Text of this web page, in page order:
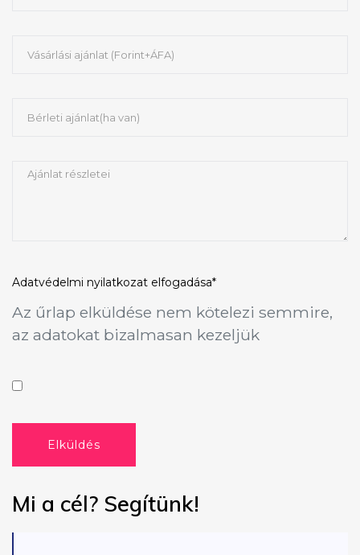
Adatvédelmi nyilatkozat elfogadása*
Az űrlap elküldése nem kötelezi semmire,
az adatokat bizalmasan kezeljük
Elküldés
Mi a cél? Segítünk!